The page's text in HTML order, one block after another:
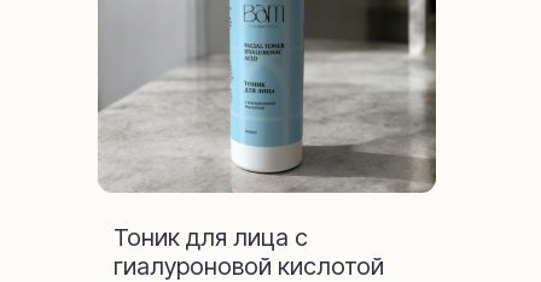
Тоник для лица с
гиалуроновой кислотой